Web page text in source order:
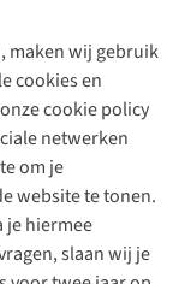
maken wij gebruik
cookies en
cookie policy
netwerken
om je
website te tonen.
je hiermee
slaan wij je